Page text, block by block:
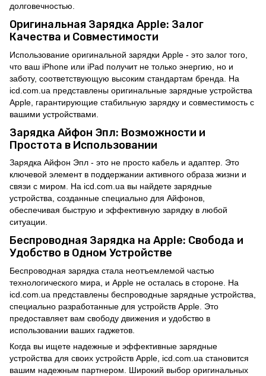
долговечностью.
Оригинальная Зарядка Apple: Залог
Качества и Совместимости
Использование оригинальной зарядки Apple - это залог того,
что ваш iPhone или iPad получит не только энергию, но и
заботу, соответствующую высоким стандартам бренда. На
icd.com.ua представлены оригинальные зарядные устройства
Apple, гарантирующие стабильную зарядку и совместимость с
вашими устройствами.
Зарядка Айфон Эпл: Возможности и
Простота в Использовании
Зарядка Айфон Эпл - это не просто кабель и адаптер. Это
ключевой элемент в поддержании активного образа жизни и
связи с миром. На icd.com.ua вы найдете зарядные
устройства, созданные специально для Айфонов,
обеспечивая быструю и эффективную зарядку в любой
ситуации.
Беспроводная Зарядка на Apple: Свобода и
Удобство в Одном Устройстве
Беспроводная зарядка стала неотъемлемой частью
технологического мира, и Apple не осталась в стороне. На
icd.com.ua представлены беспроводные зарядные устройства,
специально разработанные для устройств Apple. Это
предоставляет вам свободу движения и удобство в
использовании ваших гаджетов.
Когда вы ищете надежные и эффективные зарядные
устройства для своих устройств Apple, icd.com.ua становится
вашим надежным партнером. Широкий выбор оригинальных